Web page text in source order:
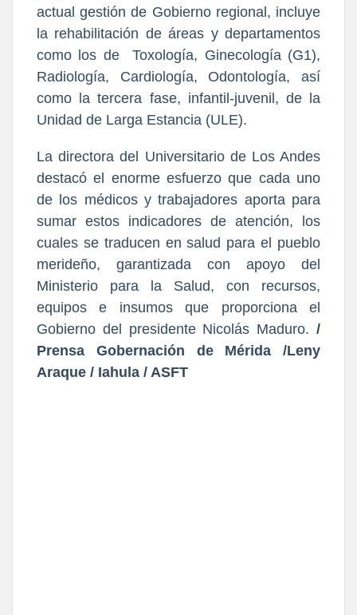
actual gestión de Gobierno regional, incluye
la rehabilitación de áreas y departamentos
como los de Toxología, Ginecología (G1),
Radiología, Cardiología, Odontología, así
como la tercera fase, infantil-juvenil, de la
Unidad de Larga Estancia (ULE).
La directora del Universitario de Los Andes
destacó el enorme esfuerzo que cada uno
de los médicos y trabajadores aporta para
sumar estos indicadores de atención, los
cuales se traducen en salud para el pueblo
merideño, garantizada con apoyo del
Ministerio para la Salud, con recursos,
equipos e insumos que proporciona el
Gobierno del presidente Nicolás Maduro. /
Prensa Gobernación de Mérida /Leny
Araque / Iahula / ASFT